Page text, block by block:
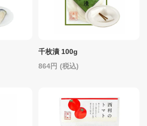
千枚漬 100g
864
(税込)